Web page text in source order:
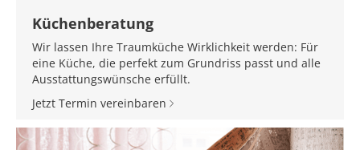
Küchenberatung
Wir lassen Ihre Traumküche Wirklichkeit werden: Für
eine Küche, die perfekt zum Grundriss passt und alle
Ausstattungswünsche erfüllt.
Jetzt Termin vereinbaren